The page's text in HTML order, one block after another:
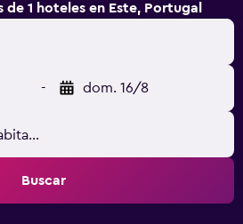
1 hoteles en Este, Portugal
- dom. 16/8
Buscar